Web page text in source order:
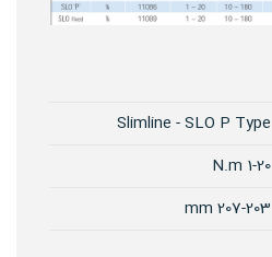
Slimline - SLO P Type
1-20 N.m
207-203 mm